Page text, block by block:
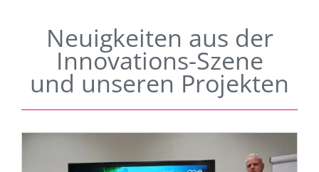
Neuigkeiten aus der
Innovations-Szene
und unseren Projekten